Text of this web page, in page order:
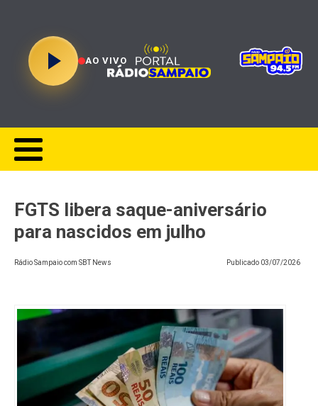
AO VIVO
FGTS libera saque-aniversário
para nascidos em julho
Rádio Sampaio com SBT News Publicado 03/07/2026